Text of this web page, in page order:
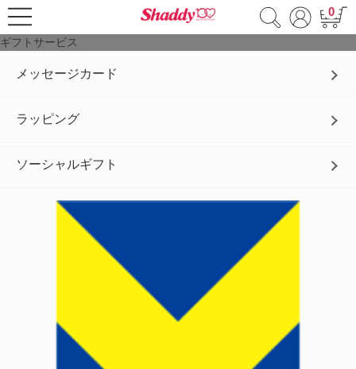
0
ギフトサービス
メッセージカード
ラッピング
ソーシャルギフト